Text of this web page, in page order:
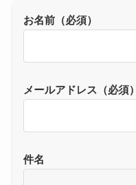
お名前（必須）
メールアドレス（必須）
件名